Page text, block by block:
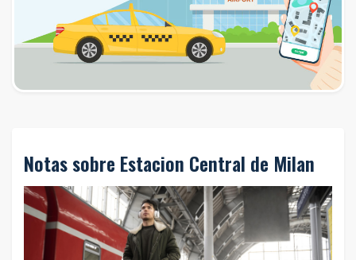
Notas sobre Estacion Central de Milan